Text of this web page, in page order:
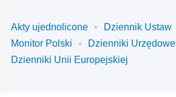
Akty ujednolicone
Dziennik Ustaw
Monitor Polski
Dzienniki Urzędowe
Dzienniki Unii Europejskiej